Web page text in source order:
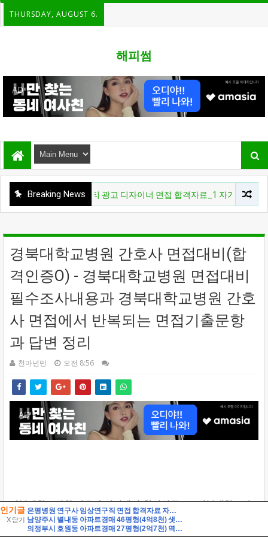
인기글
X 닫기
은평병원 연구사 임상연구직 면접 합격자료 자기소개 스크립트 및 실제 면접 합격 답안
남양주시 별내동 아파트경매 46평형(4억8천) 샛별초등학교인근 별내남광하우스토리 14층 유찰1회 남양주별내남광하우스토리아파트 부동산경매 매매
의정부시 호원동 아파트경매 27평형(2억7천) 역세권 회룡역인근 호원우성3차 20층 유찰1회 의정부호원우성3차아파트 부동산경매 매매